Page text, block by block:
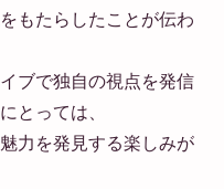
もたらしたことが伝わ
ブで独自の視点を発信
とっては、
力を発見する楽しみが